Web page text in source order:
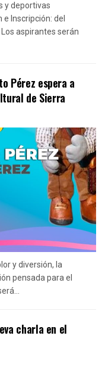
y deportivas
Inscripción: del
aspirantes serán
Pérez espera a
de Sierra
y diversión, la
pensada para el
charla en el